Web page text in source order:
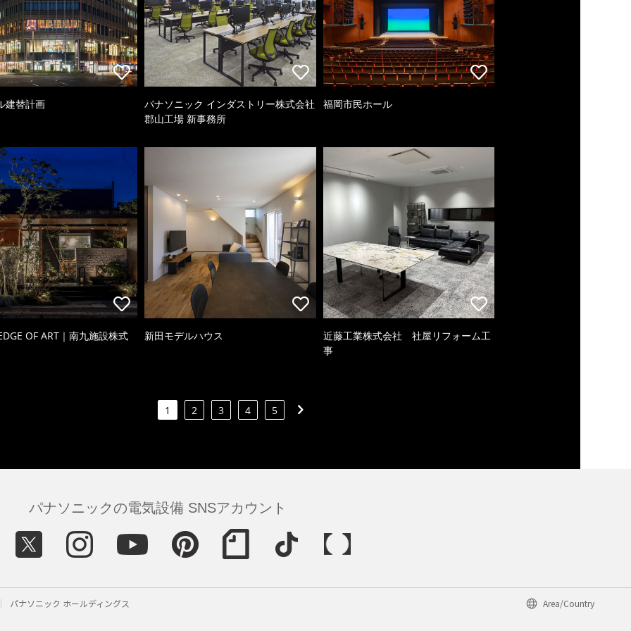
建替計画
パナソニック インダストリー株式会社
郡山工場 新事務所
福岡市民ホール
OF ART｜南九施設株式 新田モデルハウス
近藤工業株式会社 社屋リフォーム工
事
1 2 3 4 5
パナソニックの電気設備 SNSアカウント
パナソニック ホールディングス Area/Country